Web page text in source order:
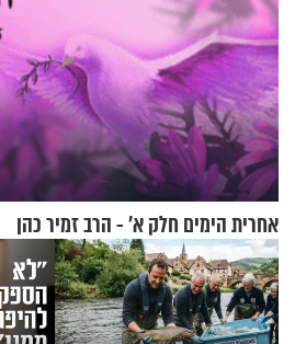
אחרית הימים חלק א’ - הרב זמיר כהן